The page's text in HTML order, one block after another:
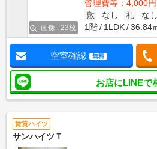
画像 : 23枚
管理費等：4,000円
敷
なし 礼
なし
1階
1LDK 36.84
空室確認 無料
お店にLINEで
賃貸ハイツ
サンハイツＴ